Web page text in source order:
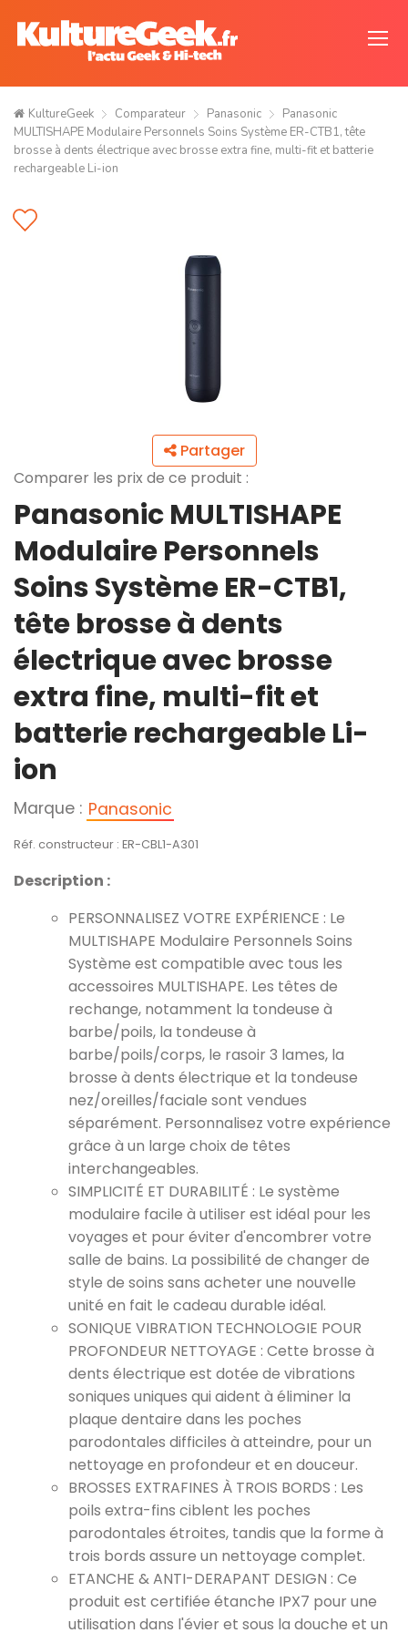
KultureGeek Comparateur Panasonic
Panasonic
MULTISHAPE Modulaire Personnels Soins Système ER-CTB1, tête
brosse à dents électrique avec brosse extra fine, multi-fit et batterie
rechargeable Li-ion
Partager
Comparer les prix de ce produit :
Panasonic MULTISHAPE
Modulaire Personnels
Soins Système ER-CTB1,
tête brosse à dents
électrique avec brosse
extra fine, multi-fit et
batterie rechargeable Li-
ion
Marque : Panasonic
Réf. constructeur : ER-CBL1-A301
Description :
PERSONNALISEZ VOTRE EXPÉRIENCE : Le
MULTISHAPE Modulaire Personnels Soins
Système est compatible avec tous les
accessoires MULTISHAPE. Les têtes de
rechange, notamment la tondeuse à
barbe/poils, la tondeuse à
barbe/poils/corps, le rasoir 3 lames, la
brosse à dents électrique et la tondeuse
nez/oreilles/faciale sont vendues
séparément. Personnalisez votre expérience
grâce à un large choix de têtes
interchangeables.
SIMPLICITÉ ET DURABILITÉ : Le système
modulaire facile à utiliser est idéal pour les
voyages et pour éviter d'encombrer votre
salle de bains. La possibilité de changer de
style de soins sans acheter une nouvelle
unité en fait le cadeau durable idéal.
SONIQUE VIBRATION TECHNOLOGIE POUR
PROFONDEUR NETTOYAGE : Cette brosse à
dents électrique est dotée de vibrations
soniques uniques qui aident à éliminer la
plaque dentaire dans les poches
parodontales difficiles à atteindre, pour un
nettoyage en profondeur et en douceur.
BROSSES EXTRAFINES À TROIS BORDS : Les
poils extra-fins ciblent les poches
parodontales étroites, tandis que la forme à
trois bords assure un nettoyage complet.
ETANCHE & ANTI-DERAPANT DESIGN : Ce
produit est certifiée étanche IPX7 pour une
utilisation dans l'évier et sous la douche et un